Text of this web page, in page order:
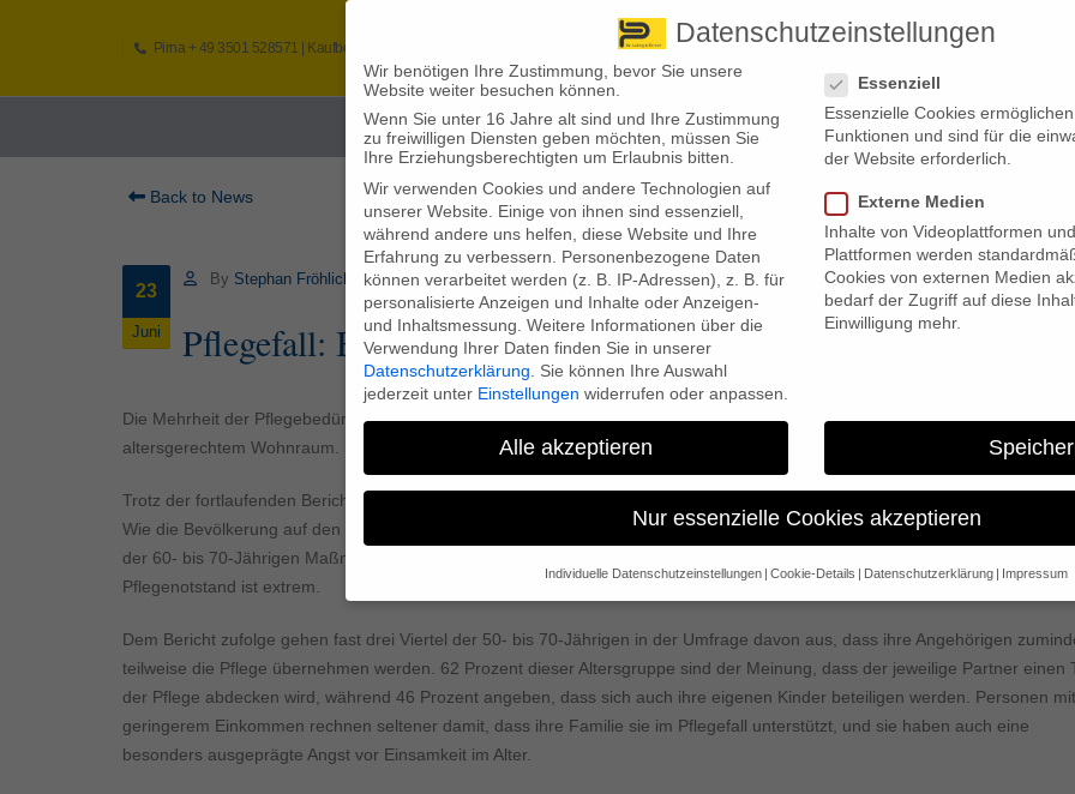
Pirna+ 49 3501 528571 | Kaufbeuren So finden Sie unsStandorte
Home Wir bieten Leistungsübersicht Über uns Standorte
Back to News
23
Juni
By Stephan Fröhlich
Pflegefall: Bevölkerung eher schlecht vorbereitet
Die Mehrheit der Pflegebedürftigen wünscht sich eine Betreuung in ihrer vertrauten Umgebung. Allerdings mangelt es an
altersgerechtem Wohnraum.
Trotz der fortlaufenden Berichterstattung über den Pflegenotstand haben laut einer Teilstudie der Untersuchung „VorSORGE –
Wie die Bevölkerung auf den demografischen Wandel vorbereitet ist“, veröffentlicht von der Bertelsmann-Stiftung, erst ein
der 60- bis 70-Jährigen Maßnahmen für den Pflegefall ergriffen. Über 4 Millionen Menschen sind pflegebedürftig, und der
Pflegenotstand ist extrem.
Dem Bericht zufolge gehen fast drei Viertel der 50- bis 70-Jährigen in der Umfrage davon aus, dass ihre Angehörigen
teilweise die Pflege übernehmen werden. 62 Prozent dieser Altersgruppe sind der Meinung, dass der jeweilige Partner einen
der Pflege abdecken wird, während 46 Prozent angeben, dass sich auch ihre eigenen Kinder beteiligen werden. Personen mit
geringerem Einkommen rechnen seltener damit, dass ihre Familie sie im Pflegefall unterstützt, und sie haben auch eine
besonders ausgeprägte Angst vor Einsamkeit im Alter.
Datenschutzeinstellungen
Wir benötigen Ihre Zustimmung, bevor Sie unsere
Website weiter besuchen können.
Wenn Sie unter 16 Jahre alt sind und Ihre Zustimmung
zu freiwilligen Diensten geben möchten, müssen Sie
Ihre Erziehungsberechtigten um Erlaubnis bitten.
Wir verwenden Cookies und andere Technologien auf
unserer Website. Einige von ihnen sind essenziell,
während andere uns helfen, diese Website und Ihre
Erfahrung zu verbessern.
Personenbezogene Daten
können verarbeitet werden (z. B. IP-Adressen), z. B. für
personalisierte Anzeigen und Inhalte oder Anzeigen-
und Inhaltsmessung. Weitere Informationen über die
Verwendung Ihrer Daten finden Sie in unserer
Datenschutzerklärung
Sie können Ihre Auswahl
jederzeit unter Einstellungen widerrufen oder anpassen.
Essenziell
Essenzielle Cookies
Funktionen und sind für die
der Website erforderlich.
Externe Medien
Inhalte von Videoplattformen
Plattformen werden
Cookies von externen Medien
bedarf der Zugriff auf diese
Einwilligung mehr.
Alle akzeptieren
Nur essenzielle Cookies akzeptieren
Individuelle Datenschutzeinstellungen Cookie-Details Datenschutzerklärung Impressum
Datenschutzeinstellungen
Wenn Sie unter 16 Jahre alt sind und Ihre Zustimmung zu freiwilligen Diensten geben
Erziehungsberechtigten um Erlaubnis bitten.
Wir verwenden Cookies und andere Technologien auf unserer Website. Einige von ihnen sind
andere uns helfen, diese Website und Ihre Erfahrung zu verbessern.
werden (z. B. IP-Adressen), z. B. für personalisierte Anzeigen und Inhalte oder Anzeigen- und
Weitere Informationen über die Verwendung Ihrer Daten finden Sie in unserer